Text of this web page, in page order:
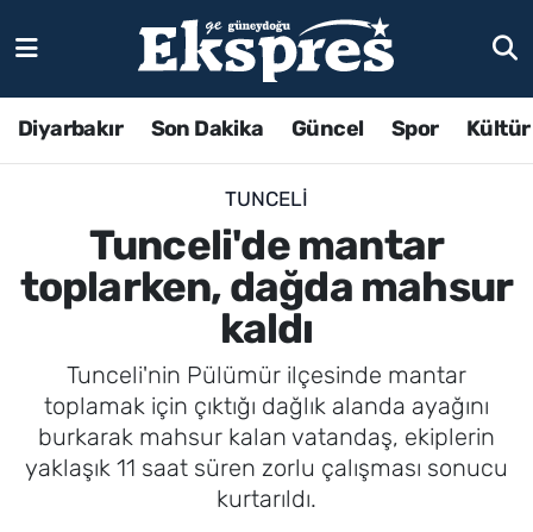
Diyarbakır Son Dakika Güncel Spor
TUNCELI
Tunceli'de mantar
toplarken, dağda mahsur
kaldı
Tunceli'nin Pülümür ilçesinde mantar
toplamak için çıktığı dağlık alanda ayağını
burkarak mahsur kalan vatandaş, ekiplerin
yaklaşık 11 saat süren zorlu çalışması sonucu
kurtarıldı.